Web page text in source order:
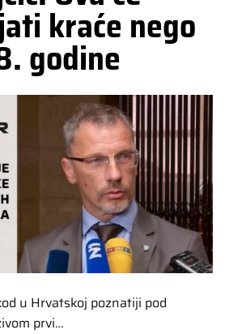
kraće nego
godine
u Hrvatskoj poznatiji pod
prvi…